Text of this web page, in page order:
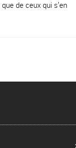
de ceux qui s’en